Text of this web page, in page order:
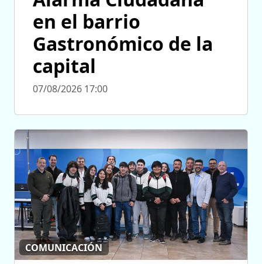
en el barrio
Gastronómico de la
capital
07/08/2026 17:00
COMUNICACIÓN